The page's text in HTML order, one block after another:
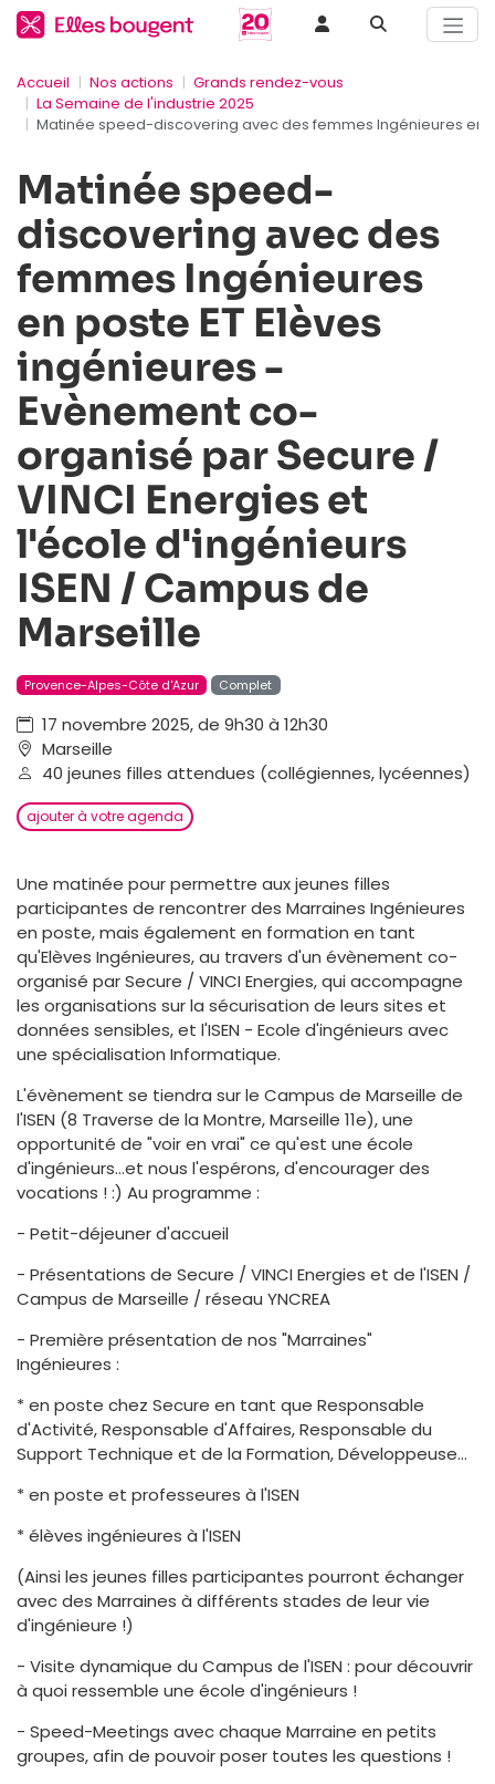
Accueil Nos actions
Grands rendez-vous
La Semaine de l'industrie 2025
Matinée speed-discovering avec des femmes Ingénieures en
Matinée speed-
discovering avec des
femmes Ingénieures
en poste ET Elèves
ingénieures -
Evènement co-
organisé par Secure /
VINCI Energies et
l'école d'ingénieurs
ISEN / Campus de
Marseille
Provence-Alpes-Côte d'Azur Complet
17 novembre 2025, de 9h30 à 12h30
Marseille
40 jeunes filles attendues (collégiennes, lycéennes)
ajouter à votre agenda
Une matinée pour permettre aux jeunes filles
participantes de rencontrer des Marraines Ingénieures
en poste, mais également en formation en tant
qu'Elèves Ingénieures, au travers d'un évènement co-
organisé par Secure / VINCI Energies, qui accompagne
les organisations sur la sécurisation de leurs sites et
données sensibles, et l'ISEN - Ecole d'ingénieurs avec
une spécialisation Informatique.
L'évènement se tiendra sur le Campus de Marseille de
l'ISEN (8 Traverse de la Montre, Marseille 11e), une
opportunité de "voir en vrai" ce qu'est une école
d'ingénieurs...et nous l'espérons, d'encourager des
vocations ! :) Au programme :
- Petit-déjeuner d'accueil
- Présentations de Secure / VINCI Energies et de l'ISEN /
Campus de Marseille / réseau YNCREA
- Première présentation de nos "Marraines"
Ingénieures :
* en poste chez Secure en tant que Responsable
d'Activité, Responsable d'Affaires, Responsable du
Support Technique et de la Formation, Développeuse...
* en poste et professeures à l'ISEN
* élèves ingénieures à l'ISEN
(Ainsi les jeunes filles participantes pourront échanger
avec des Marraines à différents stades de leur vie
d'ingénieure !)
- Visite dynamique du Campus de l'ISEN : pour découvrir
à quoi ressemble une école d'ingénieurs !
- Speed-Meetings avec chaque Marraine en petits
groupes, afin de pouvoir poser toutes les questions !